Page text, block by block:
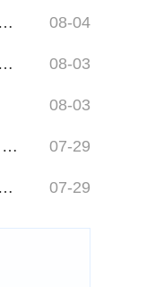
08-04
08-03
08-03
07-29
07-29